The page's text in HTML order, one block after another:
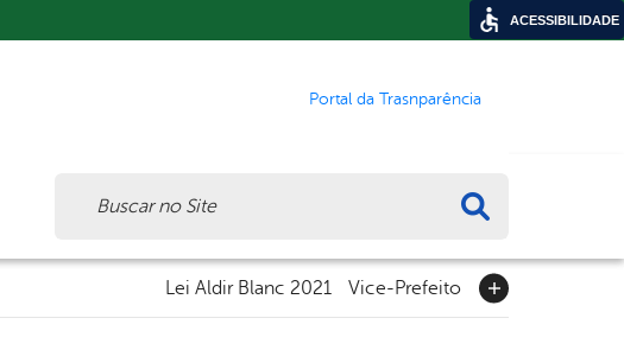
Portal da Trasnparência
Lei Aldir Blanc 2021 Vice-Prefeito
ACESSIBILIDADE